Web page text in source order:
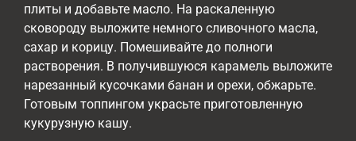
плиты и добавьте масло. На раскаленную
сковороду выложите немного сливочного масла,
сахар и корицу. Помешивайте до полноги
растворения. В получившуюся карамель выложите
нарезанный кусочками банан и орехи, обжарьте.
Готовым топпингом украсьте приготовленную
кукурузную кашу.